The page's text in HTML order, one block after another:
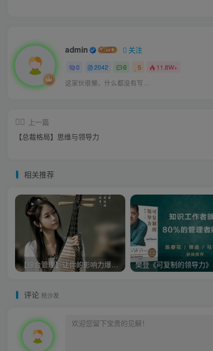
admin 关注
0 2042 0 5 11.8W+
这家伙很懒，什么都没有写...
上一篇
【总裁格局】思维与领导力
相关推荐
【综合管理】让你的影响力爆棚-突破性领导力（4集）
评论 抢沙发